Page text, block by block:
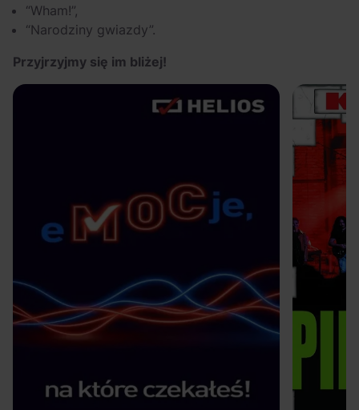
“Wham!”,
“Narodziny gwiazdy”.
Przyjrzyjmy się im bliżej!